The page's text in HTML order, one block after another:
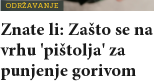
ODRŽAVANJE
Znate li: Zašto se na
vrhu 'pištolja' za
punjenje gorivom